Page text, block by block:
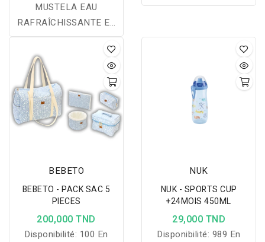
MUSTELA EAU
RAFRAÎCHISSANTE ET
COIFFANTE FLACON
SPRAY 200 ML
adhère parfaitement à la
extraction douce et
efficace grâce à son
coussin en silicone.
BEBETO
BEBETO - PACK SAC 5
PIECES
200,000 TND
Disponibilité: 100 En
NUK
NUK - SPORTS CUP
+24MOIS 450ML
29,000 TND
Disponibilité: 989 En